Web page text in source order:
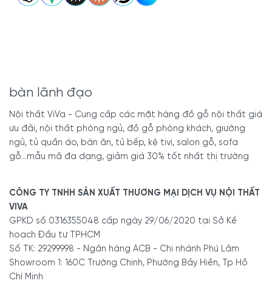
bàn lãnh đạo
Nội thất ViVa - Cung cấp các mặt hàng đồ gỗ nội thất giá
ưu đãi, nội thất phòng ngủ, đồ gỗ phòng khách, giường
ngủ, tủ quần áo, bàn ăn, tủ bếp, kệ tivi, salon gỗ, sofa
gỗ...mẫu mã đa dạng, giảm giá 30% tốt nhất thị trường
CÔNG TY TNHH SẢN XUẤT THƯƠNG MẠI DỊCH VỤ NỘI THẤT
VIVA
GPKD số 0316355048 cấp ngày 29/06/2020 tại Sở Kế
hoạch Đầu tư TPHCM
Số TK: 29299998 - Ngân hàng ACB - Chi nhánh Phú Lâm
Showroom 1: 160C Trường Chinh, Phường Bảy Hiền, Tp Hồ
Chí Minh